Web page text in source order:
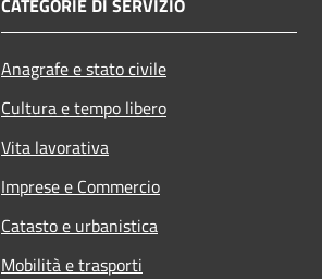
Anagrafe e stato civile
Cultura e tempo libero
Vita lavorativa
Imprese e Commercio
Catasto e urbanistica
Mobilità e trasporti